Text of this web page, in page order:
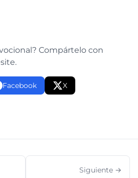
Compártelo con
Facebook X
Siguiente →